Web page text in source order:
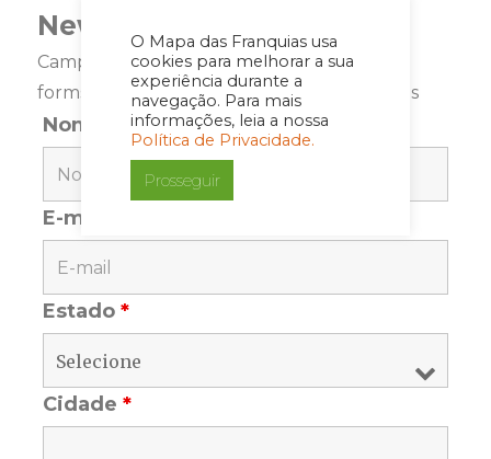
O Mapa das Franquias usa
cookies para melhorar a sua
experiência durante a
navegação. Para mais
informações, leia a nossa
Política de Privacidade.
Prosseguir
Newsletter
Campos marcados com <span class="ninja-
forms-req-symbol">*</span> são requeridos
Nome
E-mail
Estado*
Cidade*